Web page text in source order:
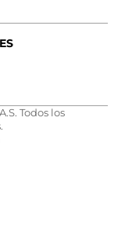
Todos los